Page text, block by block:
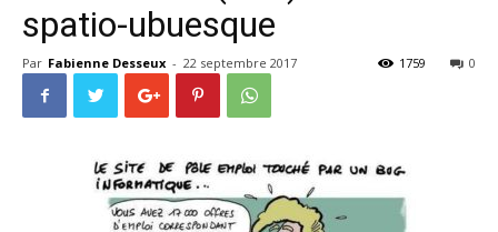
spatio-ubuesque
Par Fabienne Desseux - 22 septembre 2017 0
1759